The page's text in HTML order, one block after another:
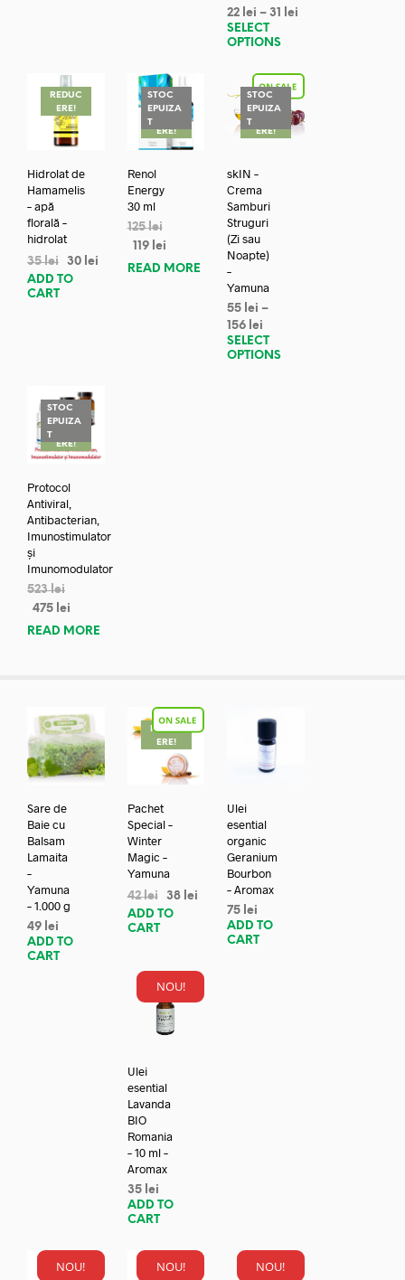
22 lei –31
lei
SELECT
OPTIONS
REDUC
ERE!
Hidrolat de
Hamamelis
– apă
florală –
hidrolat
35lei 30 lei
ADD TO
CART
STOC
EPUIZA
TREDUC
ERE!
Renol
Energy
30 ml
125lei
119 lei
READ MORE
STOC
EPUIZA
TREDUC
ERE!
skIN –
Crema
Samburi
Struguri
(Zi sau
Noapte)
–
Yamuna
55 lei –
156 lei
SELECT
OPTIONS
STOC
EPUIZA
TREDUC
ERE!
Protocol
Antiviral,
Antibacterian,
Imunostimulator
și
Imunomodulator
523lei
475 lei
READ MORE
Sare de
Baie cu
Balsam
Lamaita
–
Yamuna
– 1.000 g
49 lei
ADD TO
CART
REDUC
ERE!
Pachet
Special –
Winter
Magic –
Yamuna
42lei 38 lei
ADD TO
CART
Ulei
esential
organic
Geranium
Bourbon
– Aromax
75 lei
ADD TO
CART
NOU!
Ulei
esential
Lavanda
BIO
Romania
– 10 ml –
Aromax
35 lei
ADD TO
CART
NOU! NOU!
REDUC
NOU!